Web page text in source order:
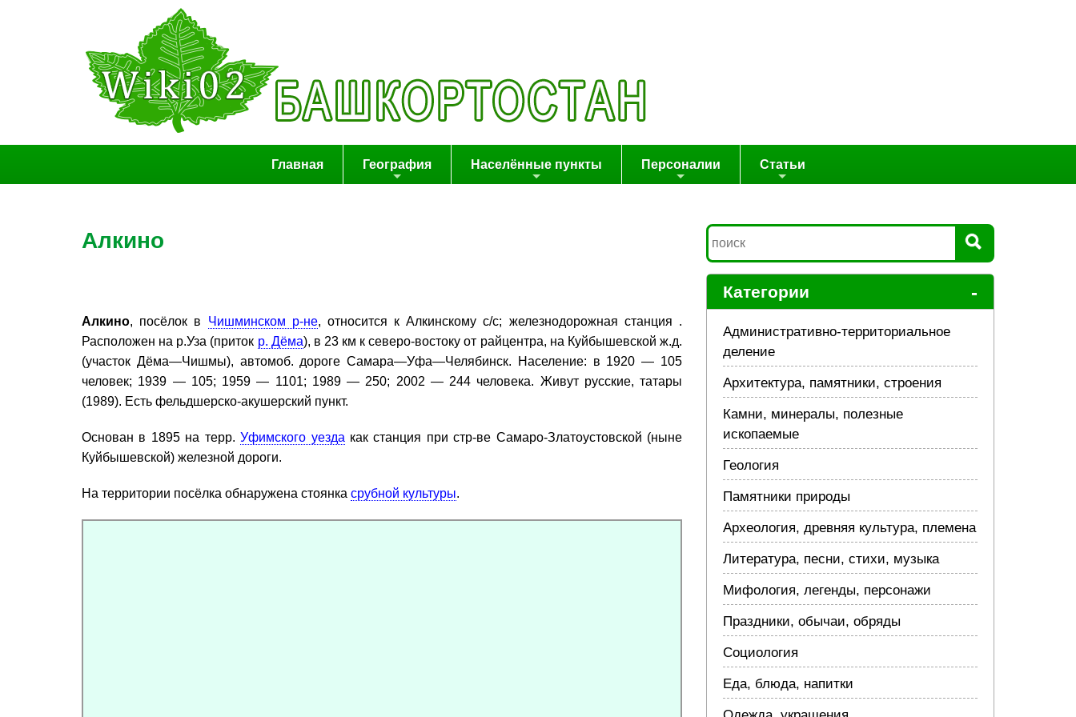
Главная География Населённые пункты Персоналии Статьи
Алкино
Алкино, посёлок в Чишминском р-не, относится к Алкинскому с/с; железнодорожная станция .
Расположен на р.Уза (приток р. Дёма), в 23 км к северо-востоку от райцентра, на Куйбышевской ж.д.
(участок Дёма—Чишмы), автомоб. дороге Самара—Уфа—Челябинск. Население: в 1920 — 105
человек; 1939 — 105; 1959 — 1101; 1989 — 250; 2002 — 244 человека. Живут русские, татары
(1989). Есть фельдшерско-акушерский пункт.
Основан в 1895 на терр.Уфимского уезда как станция при стр-ве Самаро-Златоустовской (ныне
Куйбышевской) железной дороги.
На территории посёлка обнаружена стоянка срубной культуры.
Категории -
Административно-территориальное
деление
Архитектура, памятники, строения
Камни, минералы, полезные
ископаемые
Геология
Памятники природы
Археология, древняя культура, племена
Литература, песни, стихи, музыка
Мифология, легенды, персонажи
Праздники, обычаи, обряды
Социология
Еда, блюда, напитки